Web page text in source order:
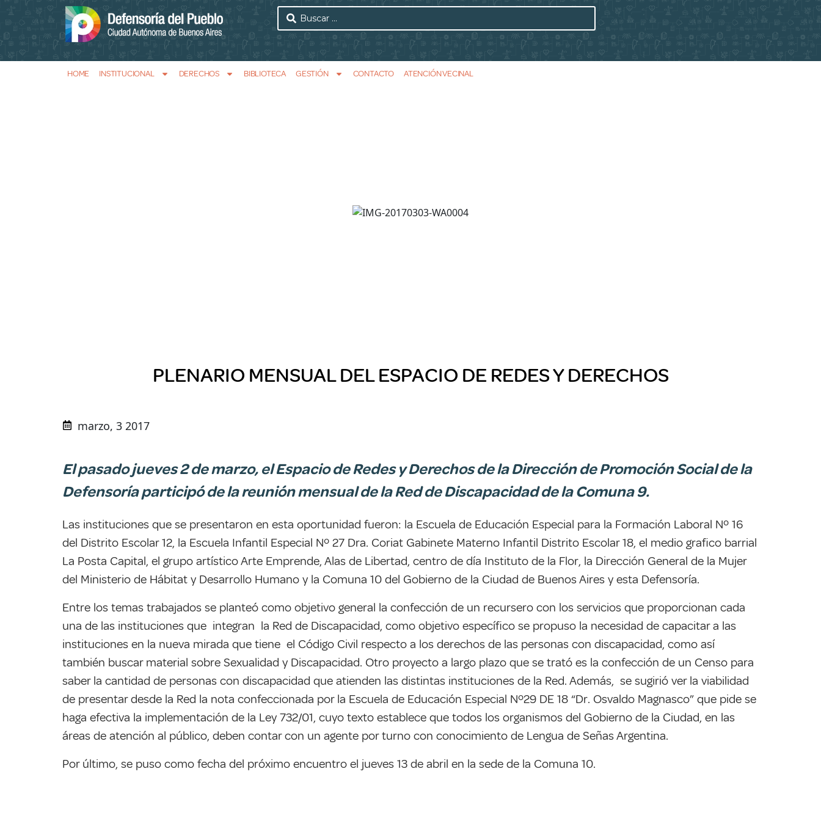
HOME INSTITUCIONAL DERECHOS BIBLIOTECA GESTIÓN CONTACTO ATENCIÓN VECINAL
PLENARIO MENSUAL DEL ESPACIO DE REDES Y DERECHOS
marzo, 3 2017
El pasado jueves 2 de marzo, el Espacio de Redes y Derechos de la Dirección de Promoción Social de la
Defensoría participó de la reunión mensual de la Red de Discapacidad de la Comuna 9.
Las instituciones que se presentaron en esta oportunidad fueron: la Escuela de Educación Especial para la Formación Laboral Nº 16
del Distrito Escolar 12, la Escuela Infantil Especial Nº 27 Dra. Coriat Gabinete Materno Infantil Distrito Escolar 18, el medio grafico barrial
La Posta Capital, el grupo artístico Arte Emprende, Alas de Libertad, centro de día Instituto de la Flor, la Dirección General de la Mujer
del Ministerio de Hábitat y Desarrollo Humano y la Comuna 10 del Gobierno de la Ciudad de Buenos Aires y esta Defensoría.
Entre los temas trabajados se planteó como objetivo general la confección de un recursero con los servicios que proporcionan cada
una de las instituciones que integran la Red de Discapacidad, como objetivo específico se propuso la necesidad de capacitar a las
instituciones en la nueva mirada que tiene el Código Civil respecto a los derechos de las personas con discapacidad, como así
también buscar material sobre Sexualidad y Discapacidad. Otro proyecto a largo plazo que se trató es la confección de un Censo para
saber la cantidad de personas con discapacidad que atienden las distintas instituciones de la Red. Además, se sugirió ver la viabilidad
de presentar desde la Red la nota confeccionada por la Escuela de Educación Especial Nº29 DE 18 “Dr. Osvaldo Magnasco” que pide se
haga efectiva la implementación de la Ley 732/01, cuyo texto establece que todos los organismos del Gobierno de la Ciudad, en las
áreas de atención al público, deben contar con un agente por turno con conocimiento de Lengua de Señas Argentina.
Por último, se puso como fecha del próximo encuentro el jueves 13 de abril en la sede de la Comuna 10.